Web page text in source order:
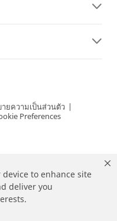
to enhance site
deliver you
ยความเป็นส่วนตัว |
Preferences